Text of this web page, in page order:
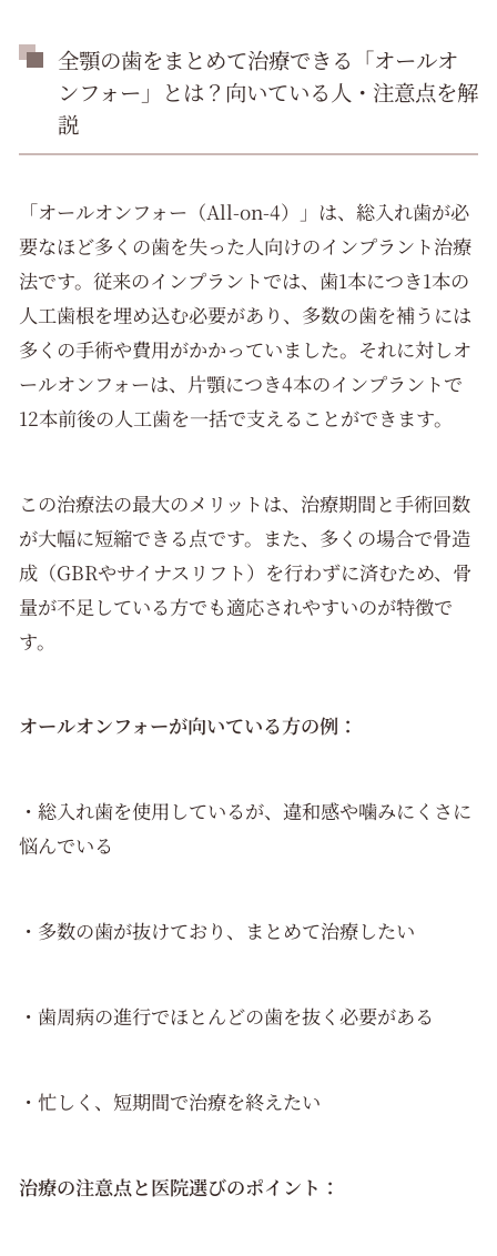
全顎の歯をまとめて治療できる「オールオ
ンフォー」とは？向いている人・注意点を解
説
「オールオンフォー（All-on-4）」は、総入れ歯が必
要なほど多くの歯を失った人向けのインプラント治療
法です。従来のインプラントでは、歯1本につき1本の
人工歯根を埋め込む必要があり、多数の歯を補うには
多くの手術や費用がかかっていました。それに対しオ
ールオンフォーは、片顎につき4本のインプラントで
12本前後の人工歯を一括で支えることができます。
この治療法の最大のメリットは、治療期間と手術回数
が大幅に短縮できる点です。また、多くの場合で骨造
成（GBRやサイナスリフト）を行わずに済むため、骨
量が不足している方でも適応されやすいのが特徴で
す。
オールオンフォーが向いている方の例：
・総入れ歯を使用しているが、違和感や噛みにくさに
悩んでいる
・多数の歯が抜けており、まとめて治療したい
・歯周病の進行でほとんどの歯を抜く必要がある
・忙しく、短期間で治療を終えたい
治療の注意点と医院選びのポイント：